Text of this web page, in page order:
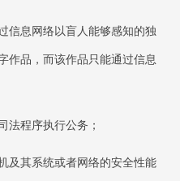
信息网络以盲人能够感知的独
作品，而该作品只能通过信息
法程序执行公务；
及其系统或者网络的安全性能